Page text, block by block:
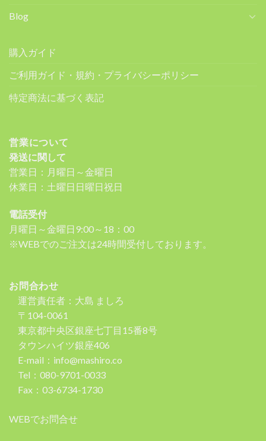
Blog
購入ガイド
ご利用ガイド・規約・プライバシーポリシー
特定商法に基づく表記
営業について
発送に関して
営業日：月曜日～金曜日
休業日：土曜日日曜日祝日
電話受付
月曜日～金曜日9:00～18：00
※WEBでのご注文は24時間受付しております。
お問合わせ
運営責任者：大島 ましろ
〒104-0061
東京都中央区銀座七丁目15番8号
タウンハイツ銀座406
E-mail：info@mashiro.co
Tel：080-9701-0033
Fax：03-6734-1730
WEBでお問合せ